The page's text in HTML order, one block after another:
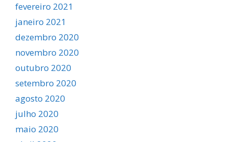
fevereiro 2021
janeiro 2021
dezembro 2020
novembro 2020
outubro 2020
setembro 2020
agosto 2020
julho 2020
maio 2020